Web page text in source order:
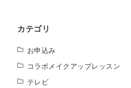
カテゴリ
お申込み
コラボメイクアップレッスン
テレビ